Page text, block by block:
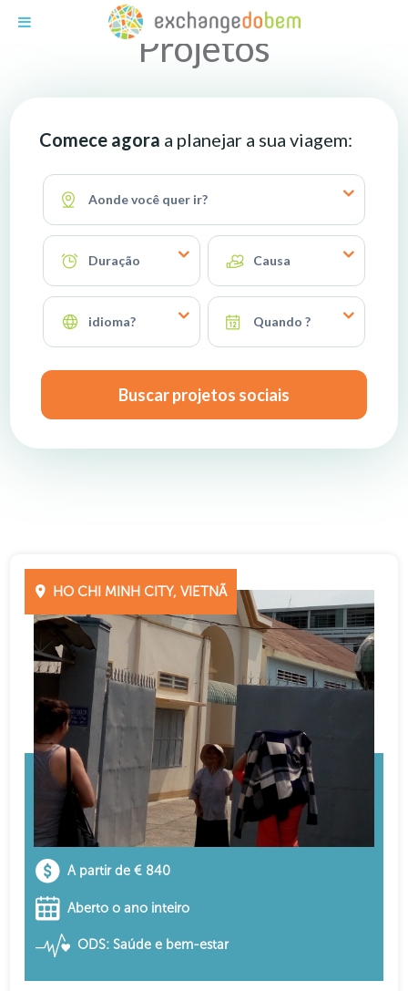
Projetos
Comece agora a planejar a sua viagem:
Aonde você quer ir?
Duração Causa
idioma? Quando ?
Buscar projetos sociais
HO CHI MINH CITY, VIETNÃ
A partir de € 840
Aberto o ano inteiro
ODS: Saúde e bem-estar
Exchange do Bem